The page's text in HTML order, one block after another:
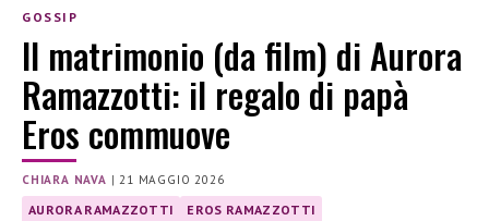
GOSSIP
Il matrimonio (da film) di Aurora
Ramazzotti: il regalo di papà
Eros commuove
CHIARA NAVA | 21 MAGGIO 2026
AURORA RAMAZZOTTI EROS RAMAZZOTTI